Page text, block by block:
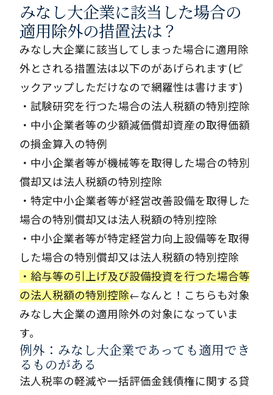
みなし大企業に該当した場合の
適用除外の措置法は？
みなし大企業に該当してしまった場合に適用除
外とされる措置法は以下のがあげられます(ピ
ックアップしただけなので網羅性は書けます)
・試験研究を行つた場合の法人税額の特別控除
・中小企業者等の少額減価償却資産の取得価額
の損金算入の特例
・中小企業者等が機械等を取得した場合の特別
償却又は法人税額の特別控除
・特定中小企業者等が経営改善設備を取得した
場合の特別償却又は法人税額の特別控除
・中小企業者等が特定経営力向上設備等を取得
した場合の特別償却又は法人税額の特別控除
・給与等の引上げ及び設備投資を行つた場合等
の法人税額の特別控除←なんと！こちらも対象
みなし大企業の適用除外の対象になっていま
す。
例外：みなし大企業であっても適用でき
るものがある
法人税率の軽減や一括評価金銭債権に関する貸